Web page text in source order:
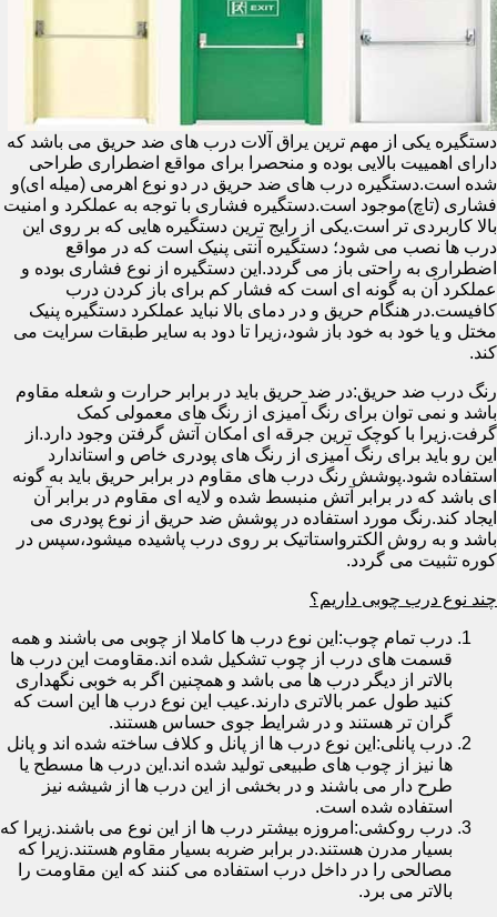
دستگیره یکی از مهم ترین یراق آلات درب های ضد حریق می باشد که
دارای اهمییت بالایی بوده و منحصرا برای مواقع اضطراری طراحی
شده است.دستگیره درب های ضد حریق در دو نوع اهرمی (میله ای)و
فشاری (تاچ)موجود است.دستگیره فشاری با توجه به عملکرد و امنیت
بالا کاربردی تر است.یکی از رایج ترین دستگیره هایی که بر روی این
درب ها نصب می شود؛ دستگیره آنتی پنیک است که در مواقع
اضطراری به راحتی باز می گردد.این دستگیره از نوع فشاری بوده و
عملکرد آن به گونه ای است که فشار کم برای باز کردن درب
کافیست.در هنگام حریق و در دمای بالا نباید عملکرد دستگیره پنیک
مختل و یا خود به خود باز شود،زیرا تا دود به سایر طبقات سرایت می
کند.
رنگ درب ضد حریق:در ضد حریق باید در برابر حرارت و شعله مقاوم
باشد و نمی توان برای رنگ آمیزی از رنگ های معمولی کمک
گرفت.زیرا با کوچک ترین جرقه ای امکان آتش گرفتن وجود دارد.از
این رو باید برای رنگ آمیزی از رنگ های پودری خاص و استاندارد
استفاده شود.پوشش رنگ درب های مقاوم در برابر حریق باید به گونه
ای باشد که در برابر آتش منبسط شده و لایه ای مقاوم در برابر آن
ایجاد کند.رنگ مورد استفاده در پوشش ضد حریق از نوع پودری می
باشد و به روش الکترواستاتیک بر روی درب پاشیده میشود،سپس در
کوره تثبیت می گردد.
چند نوع درب چوبی داریم؟
درب تمام چوب:این نوع درب ها کاملا از چوبی می باشند و همه
قسمت های درب از چوب تشکیل شده اند.مقاومت این درب ها
بالاتر از دیگر درب ها می باشد و همچنین اگر به خوبی نگهداری
کنید طول عمر بالاتری دارند.عیب این نوع درب ها این است که
گران تر هستند و در شرایط جوی حساس هستند.
درب پانلی:این نوع درب ها از پانل و کلاف ساخته شده اند و پانل
ها نیز از چوب های طبیعی تولید شده اند.این درب ها مسطح یا
طرح دار می باشند و در بخشی از این درب ها از شیشه نیز
استفاده شده است.
درب روکشی:امروزه بیشتر درب ها از این نوع می باشند.زیرا که
بسیار مدرن هستند.در برابر ضربه بسیار مقاوم هستند.زیرا که
مصالحی را در داخل درب استفاده می کنند که این مقاومت را
بالاتر می برد.